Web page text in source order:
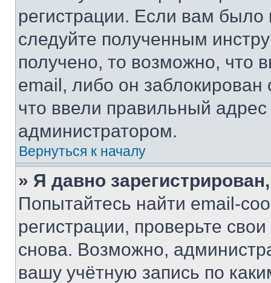
регистрации. Если вам
следуйте полученным
получено, то возможно, что
email, либо он
что ввели правильный адрес
администратором.
Вернуться к началу
» Я давно
Попытайтесь найти email-
регистрации, проверьте
снова. Возможно,
вашу учётную запись по